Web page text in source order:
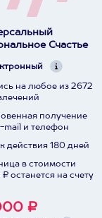
Счастье
на любое из 2672
получение
mail и телефон
действия 180 дней
в стоимости
останется на счету
₽